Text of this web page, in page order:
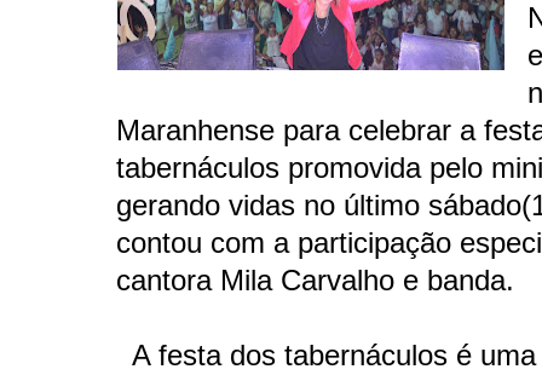
Maranhense para celebrar a
tabernáculos promovida pelo
gerando vidas no último
contou com a participação
cantora Mila Carvalho e banda.
A festa dos tabernáculos é